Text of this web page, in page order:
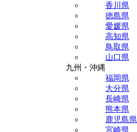
香川県
徳島県
愛媛県
高知県
鳥取県
山口県
九州・沖縄
福岡県
大分県
長崎県
熊本県
鹿児島県
宮崎県